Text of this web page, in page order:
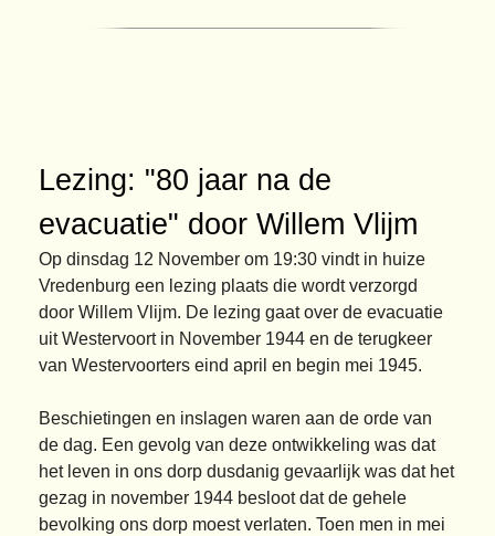
Lezing: "80 jaar na de
evacuatie" door Willem Vlijm
Op dinsdag 12 November om 19:30 vindt in huize
Vredenburg een lezing plaats die wordt verzorgd
door Willem Vlijm. De lezing gaat over de evacuatie
uit Westervoort in November 1944 en de terugkeer
van Westervoorters eind april en begin mei 1945.
Beschietingen en inslagen waren aan de orde van
de dag. Een gevolg van deze ontwikkeling was dat
het leven in ons dorp dusdanig gevaarlijk was dat het
gezag in november 1944 besloot dat de gehele
bevolking ons dorp moest verlaten. Toen men in mei